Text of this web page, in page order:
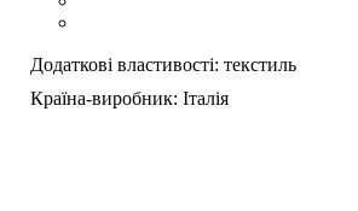
Додаткові властивості: текстиль
Країна-виробник: Італія